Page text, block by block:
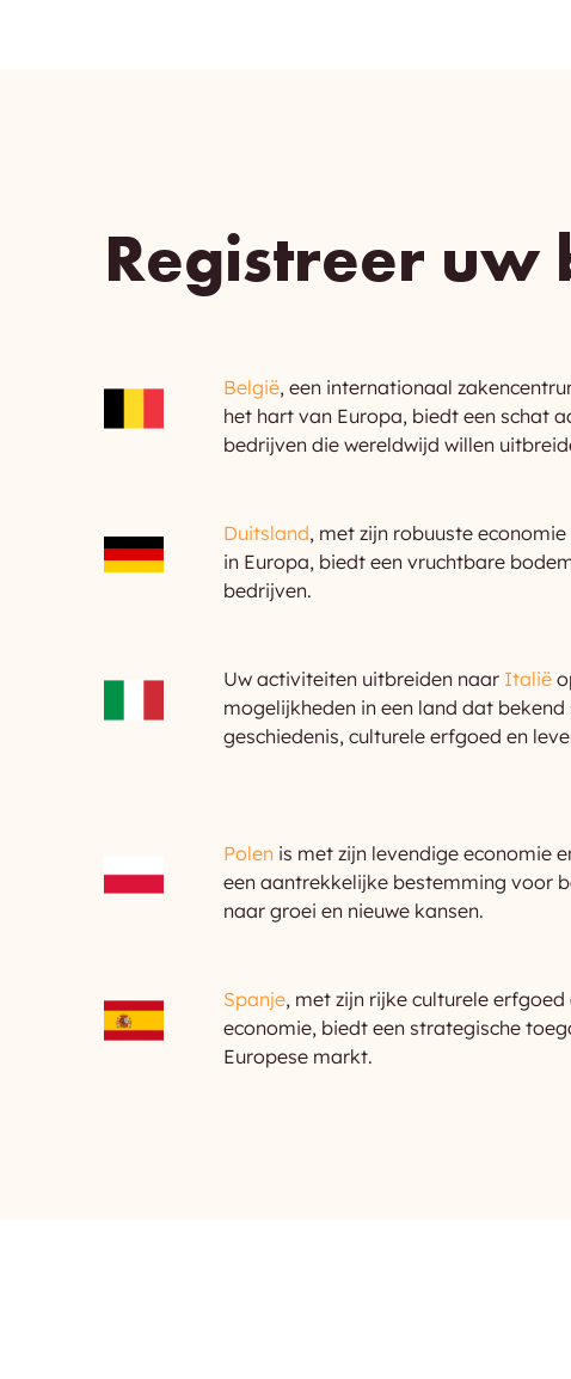
Registreer uw
België, een internationaal
het hart van Europa, biedt een schat
bedrijven die wereldwijd willen
Duitsland, met zijn robuuste
in Europa, biedt een vruchtbare
bedrijven.
Uw activiteiten uitbreiden naar Italië
mogelijkheden in een land dat
geschiedenis, culturele erfgoed en
Polen is met zijn levendige economie
een aantrekkelijke bestemming voor
naar groei en nieuwe kansen.
Spanje, met zijn rijke culturele
economie, biedt een strategische
Europese markt.